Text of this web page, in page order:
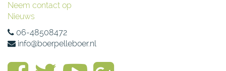
Neem contact op
Nieuws
06-48508472
info@boerpelleboer.nl